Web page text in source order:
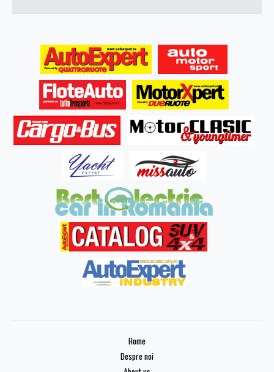
Home
Despre noi